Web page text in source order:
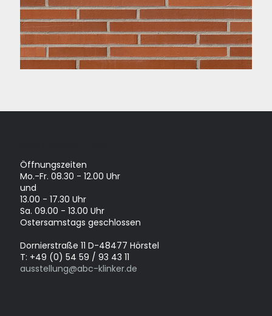
Öffnungszeiten
Mo.-Fr. 08.30 - 12.00 Uhr
und
13.00 - 17.30 Uhr
Sa. 09.00 - 13.00 Uhr
Ostersamstags geschlossen
Dornierstraße 11 D-48477 Hörstel
T: +49 (0) 54 59 / 93 43 11
ausstellung@abc-klinker.de